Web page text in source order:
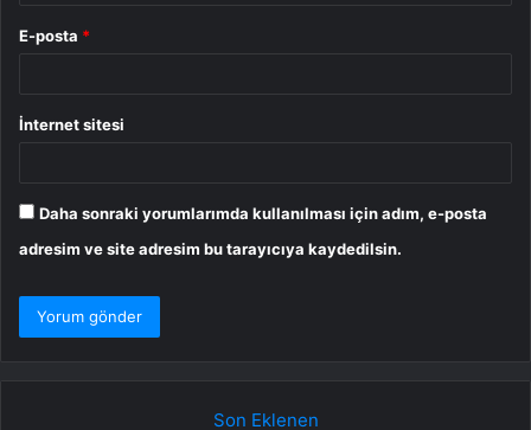
E-posta *
İnternet sitesi
Daha sonraki yorumlarımda kullanılması için adım, e-posta
adresim ve site adresim bu tarayıcıya kaydedilsin.
Son Eklenen